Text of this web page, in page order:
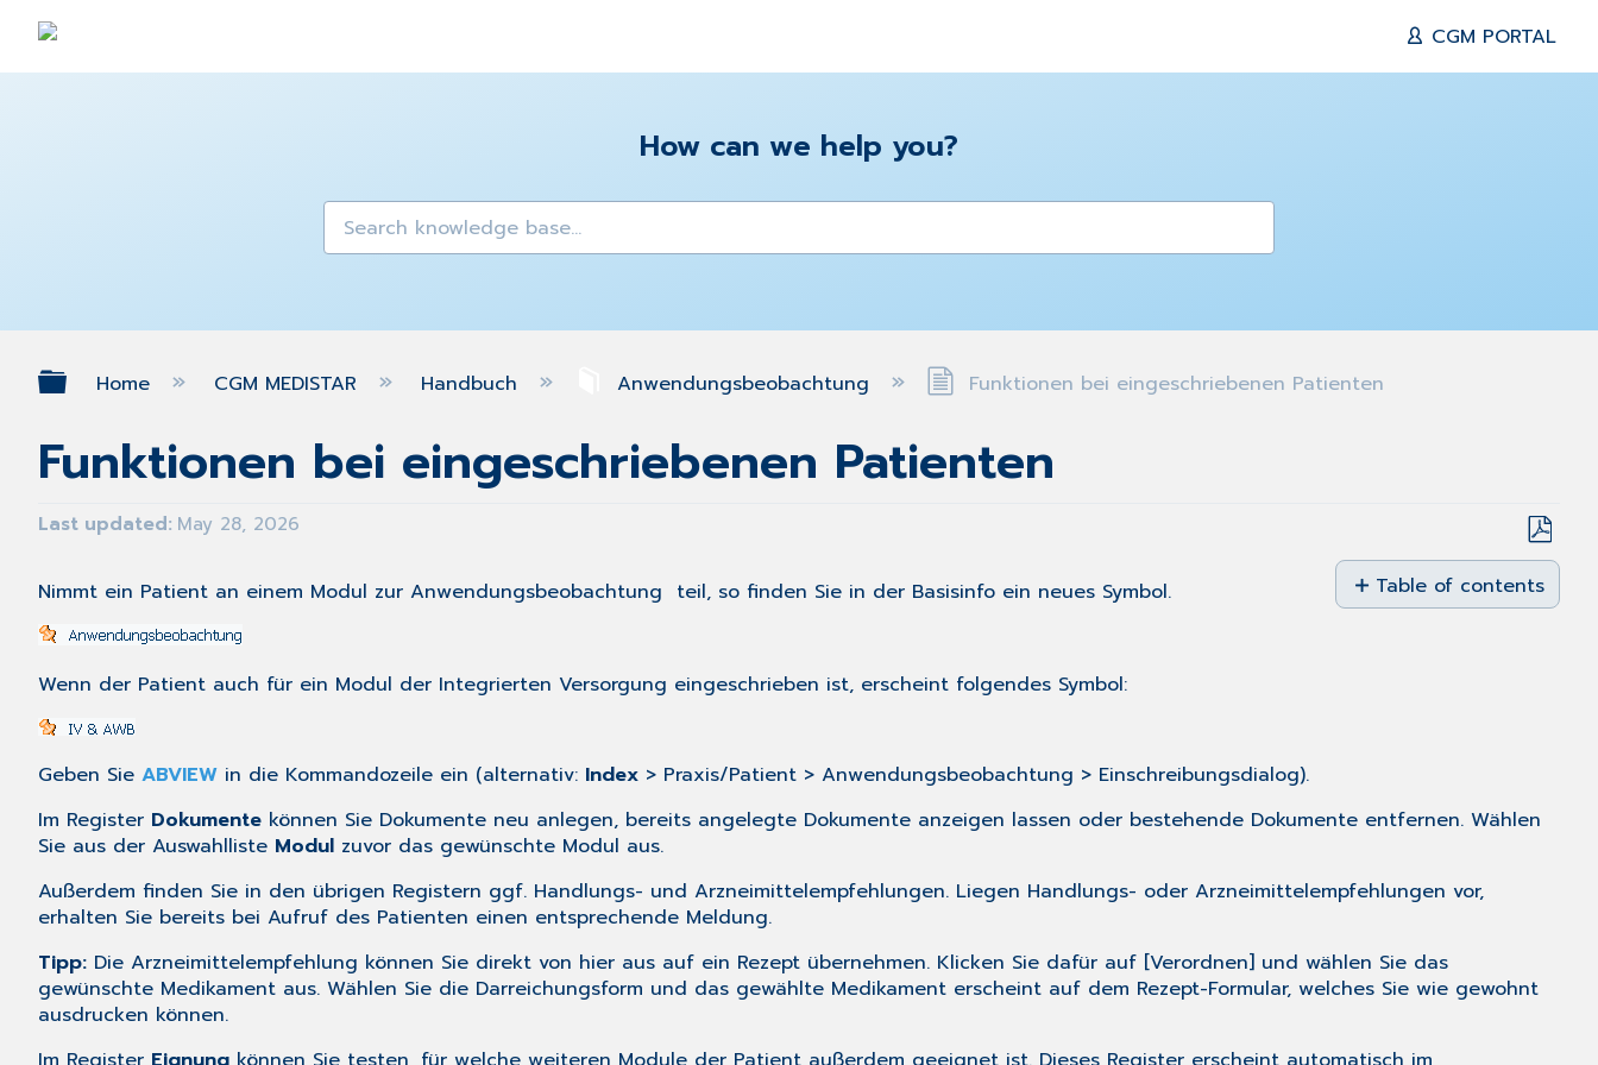
CGM PORTAL
How can we help you?
Expand/collapse global hierarchy
Home CGM MEDISTAR Handbuch Anwendungsbeobachtung Funktionen bei eingeschriebenen Patienten
Funktionen bei eingeschriebenen Patienten
Last updated May 28, 2026
Save
as
PDF
Table of contents
No
Nimmt ein Patient an einem Modul zur Anwendungsbeobachtung teil, so finden Sie in der Basisinfo ein neues Symbol.
Wenn der Patient auch für ein Modul der Integrierten Versorgung eingeschrieben ist, erscheint folgendes Symbol:
Geben Sie ABVIEW in die Kommandozeile ein (alternativ: Index > Praxis/Patient > Anwendungsbeobachtung > Einschreibungsdialog).
Im Register Dokumente können Sie Dokumente neu anlegen, bereits angelegte Dokumente anzeigen lassen oder bestehende Dokumente entfernen. Wählen
Sie aus der Auswahlliste Modul zuvor das gewünschte Modul aus.
Außerdem finden Sie in den übrigen Registern ggf. Handlungs- und Arzneimittelempfehlungen. Liegen Handlungs- oder Arzneimittelempfehlungen vor,
erhalten Sie bereits bei Aufruf des Patienten einen entsprechende Meldung.
Tipp: Die Arzneimittelempfehlung können Sie direkt von hier aus auf ein Rezept übernehmen. Klicken Sie dafür auf [Verordnen] und wählen Sie das
gewünschte Medikament aus. Wählen Sie die Darreichungsform und das gewählte Medikament erscheint auf dem Rezept-Formular, welches Sie wie gewohnt
ausdrucken können.